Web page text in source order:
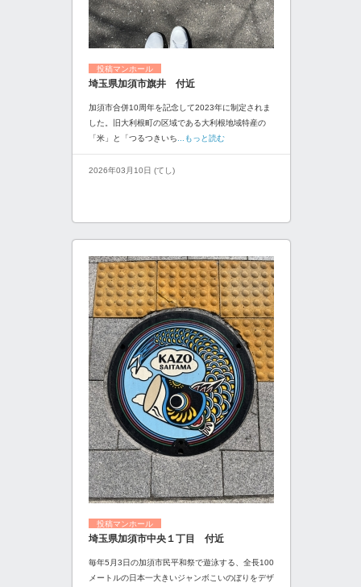
投稿マンホール
埼玉県加須市旗井 付近
加須市合併10周年を記念して2023年に制定されま
した。旧大利根町の区域である大利根地域特産の
「米」と「つるつきいち ...もっと読む
2026年03月10日 (てし)
投稿マンホール
埼玉県加須市中央１丁目 付近
毎年5月3日の加須市民平和祭で遊泳する、全長100
メートルの日本一大きいジャンボこいのぼりをデザ